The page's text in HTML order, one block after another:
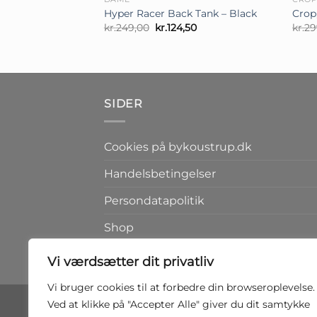
Vi værdsætter dit privatliv
Vi bruger cookies til at forbedre din browseroplevelse.
Ved at klikke på "Accepter Alle" giver du dit samtykke
Hyper Racer Back Tank – Black
kr.249,00 Den
oprindelige
kr.124,50Den
kr.
SIDER
Cookies på bykoustrup.dk
Handelsbetingelser
Persondatapolitik
Shop
Kontakt